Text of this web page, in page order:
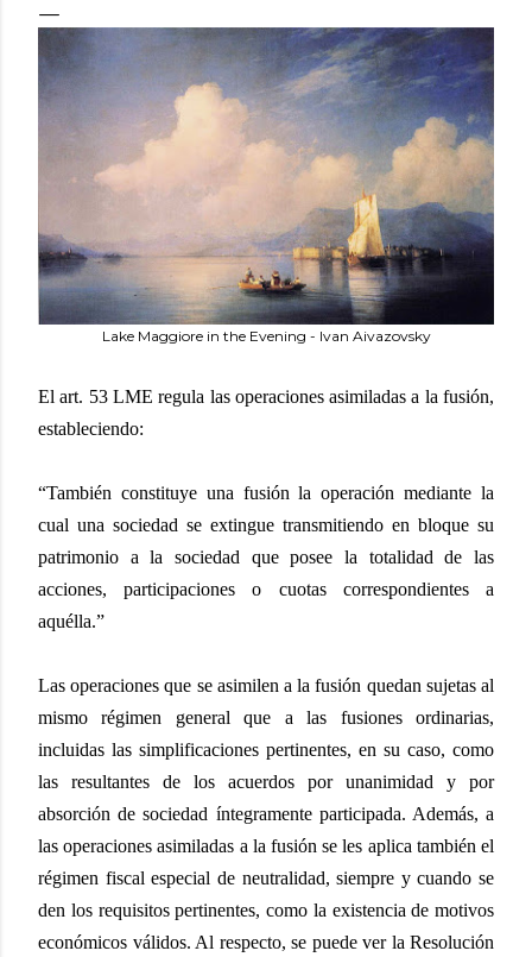
Lake Maggiore in the Evening - Ivan Aivazovsky
El art. 53 LME regula las operaciones asimiladas a la fusión,
estableciendo:
“También constituye una fusión la operación mediante la
cual una sociedad se extingue transmitiendo en bloque su
patrimonio a la sociedad que posee la totalidad de las
acciones, participaciones o cuotas correspondientes a
aquélla.”
Las operaciones que se asimilen a la fusión quedan sujetas al
mismo régimen general que a las fusiones ordinarias,
incluidas las simplificaciones pertinentes, en su caso, como
las resultantes de los acuerdos por unanimidad y por
absorción de sociedad íntegramente participada. Además, a
las operaciones asimiladas a la fusión se les aplica también el
régimen fiscal especial de neutralidad, siempre y cuando se
den los requisitos pertinentes, como la existencia de motivos
económicos válidos. Al respecto, se puede ver la Resolución